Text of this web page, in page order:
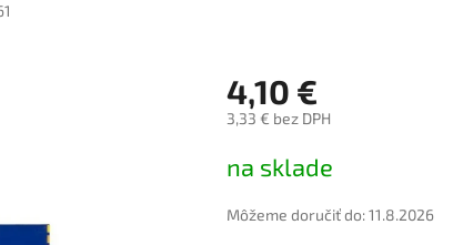
4,10 €
3,33 € bez DPH
cena:
na sklade
Môžeme doručiť do:11.8.2026